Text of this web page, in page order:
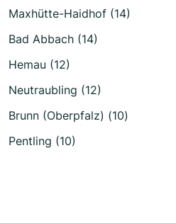
Maxhütte-Haidhof (14)
Bad Abbach (14)
Hemau (12)
Neutraubling (12)
Brunn (Oberpfalz) (10)
Pentling (10)